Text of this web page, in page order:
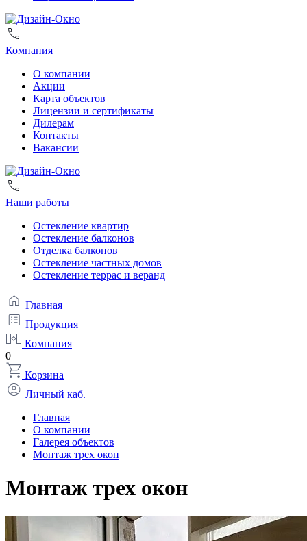
Компания
О компании
Акции
Карта объектов
Лицензии и сертификаты
Дилерам
Контакты
Вакансии
Наши работы
Остекление квартир
Остекление балконов
Отделка балконов
Остекление частных домов
Остекление террас и веранд
Главная
Продукция
Компания
0
Корзина
Личный каб.
Главная
О компании
Галерея объектов
Монтаж трех окон
Монтаж трех окон